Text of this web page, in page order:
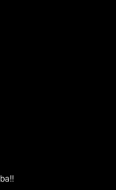
es
los casos una